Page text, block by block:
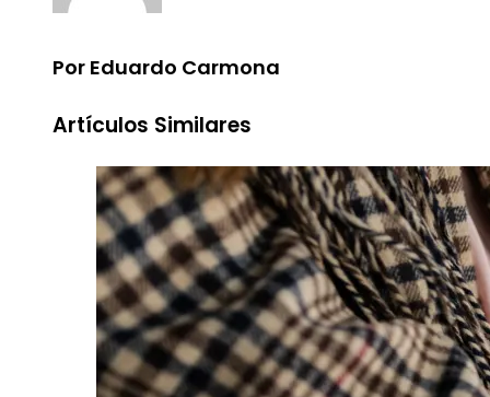
Por Eduardo Carmona
Artículos Similares